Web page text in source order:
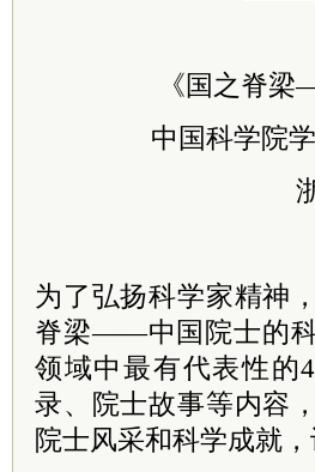
《国之脊
中国科学院
为了弘扬科学家精神
脊梁——中国院士的
领域中最有代表性的
录、院士故事等内容
院士风采和科学成就